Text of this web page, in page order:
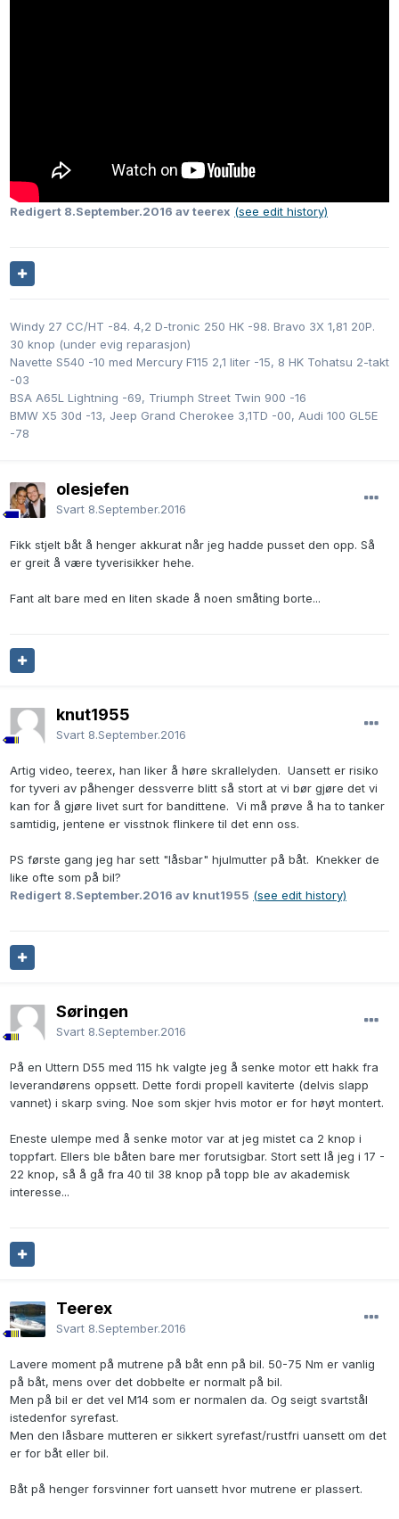
Redigert 8.September.2016 av teerex (see edit history)
Windy 27 CC/HT -84. 4,2 D-tronic 250 HK -98. Bravo 3X 1,81 20P.
30 knop (under evig reparasjon)
Navette S540 -10 med Mercury F115 2,1 liter -15, 8 HK Tohatsu 2-takt
-03
BSA A65L Lightning -69, Triumph Street Twin 900 -16
BMW X5 30d -13, Jeep Grand Cherokee 3,1TD -00, Audi 100 GL5E
-78
olesjefen
Svart 8.September.2016
Fikk stjelt båt å henger akkurat når jeg hadde pusset den opp. Så
er greit å være tyverisikker hehe.
Fant alt bare med en liten skade å noen småting borte...
knut1955
Svart 8.September.2016
Artig video, teerex, han liker å høre skrallelyden. Uansett er risiko
for tyveri av påhenger dessverre blitt så stort at vi bør gjøre det vi
kan for å gjøre livet surt for bandittene. Vi må prøve å ha to tanker
samtidig, jentene er visstnok flinkere til det enn oss.
PS første gang jeg har sett "låsbar" hjulmutter på båt. Knekker de
like ofte som på bil?
Redigert 8.September.2016 av knut1955 (see edit history)
Søringen
Svart 8.September.2016
På en Uttern D55 med 115 hk valgte jeg å senke motor ett hakk fra
leverandørens oppsett. Dette fordi propell kaviterte (delvis slapp
vannet) i skarp sving. Noe som skjer hvis motor er for høyt montert.
Eneste ulempe med å senke motor var at jeg mistet ca 2 knop i
toppfart. Ellers ble båten bare mer forutsigbar. Stort sett lå jeg i 17 -
22 knop, så å gå fra 40 til 38 knop på topp ble av akademisk
interesse...
Teerex
Svart 8.September.2016
Lavere moment på mutrene på båt enn på bil. 50-75 Nm er vanlig
på båt, mens over det dobbelte er normalt på bil.
Men på bil er det vel M14 som er normalen da. Og seigt svartstål
istedenfor syrefast.
Men den låsbare mutteren er sikkert syrefast/rustfri uansett om det
er for båt eller bil.
Båt på henger forsvinner fort uansett hvor mutrene er plassert.